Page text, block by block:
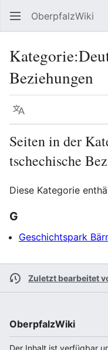
OberpfalzWiki
Kategorie:
Beziehungen
Sprache
Seiten in der
tschechische
Diese Kategorie
G
Geschichtspark
Zuletzt bearbeitet
OberpfalzWiki